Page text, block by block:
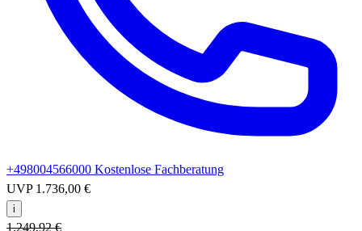
+498004566000 Kostenlose Fachberatung
UVP 1.736,00 €
i
1.249,92 €